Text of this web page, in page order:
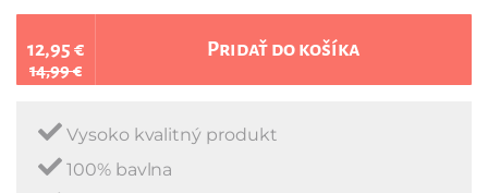
12,95 €
14,99 €
Pridať do košíka
Vysoko kvalitný produkt
100% bavlna